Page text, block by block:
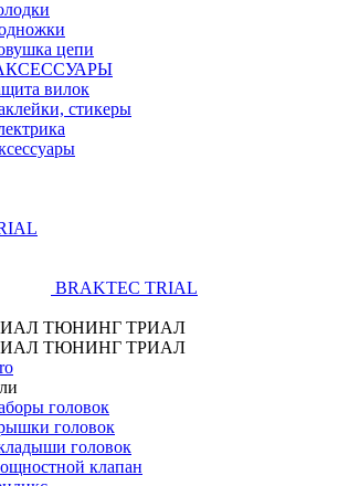
цепи
вилок
стикеры
BRAKTEC TRIAL
ТЮНИНГ ТРИАЛ
ТЮНИНГ ТРИАЛ
головок
головок
головок
клапан